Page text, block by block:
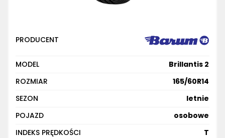
PRODUCENT
MODEL
Brillantis 2
ROZMIAR
165/60R14
SEZON
letnie
POJAZD
osobowe
INDEKS PRĘDKOŚCI
T